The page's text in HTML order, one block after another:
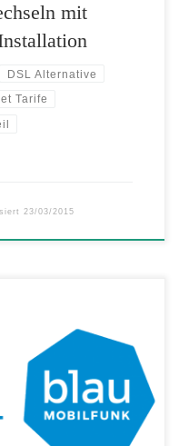
mit
DSL Alternative
Tarife
23/03/2015
Anbieter in fünf
bei der Fairness im
Preise. Fair geht vor!
kommt Focus Money